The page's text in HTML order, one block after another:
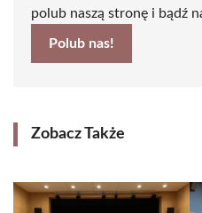
polub naszą stronę i bądź
Polub nas!
Zobacz Także